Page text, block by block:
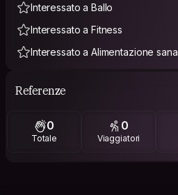
Interessato a Ballo
Interessato a Fitness
Interessato a Alimentazione sana
Referenze
0
Totale
0
Viaggiatori